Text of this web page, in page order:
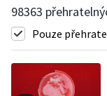
98363
Pouze